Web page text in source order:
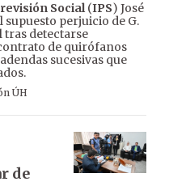
Social(IPS) José
perjuicio de G.
tras detectarse
de quirófanos
sucesivas que
ÚH
de